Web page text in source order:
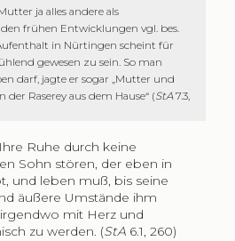
ja alles andere als
frühen Entwicklungen vgl. bes.
in Nürtingen scheint für
gewesen zu sein. So man
darf, jagte er sogar „Mutter und
Raserey aus dem Hause“ (StA7.3,
Ruhe durch keine
Sohn stören, der eben in
und leben muß, bis seine
äußere Umstände ihm
mit Herz und
zu werden. (StA 6.1, 260)